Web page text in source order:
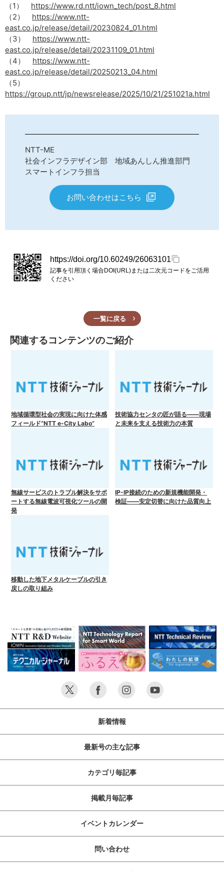
（1） https://www.rd.ntt/iown_tech/post_8.html
（2） https://www.ntt-
east.co.jp/release/detail/20230824_01.html
（3） https://www.ntt-
east.co.jp/release/detail/20231109_01.html
（4） https://www.ntt-
east.co.jp/release/detail/20250213_04.html
（5）
https://group.ntt/jp/newsrelease/2025/10/21/251021a.html
NTT-ME
社会インフラデザイン部 地域あんしん推進部門
スマートインフラ担当
お問い合わせはこちら
https://doi.org/10.60249/26063101
記事を引用頂く場合DOI(URL)または二次元コードをご活用
ください
一覧に戻る
関連するコンテンツのご紹介
地域循環型社会の実現に向けた体感
フィールド“NTT e-City Labo”
技術協力センタの匠が語る――現場
と未来を支える技術力の本質
無線サービスのトラブル解決をサポ
ートする無線電波可視化ツールの開
発
IP-IP接続のための新規機能開発・
検証――安定切替に向けた品質向上
移動した地下メタルケーブルの引き
戻しの取り組み
新着情報
最新号の主な記事
カテゴリ毎記事
掲載月毎記事
イベントカレンダー
問い合わせ